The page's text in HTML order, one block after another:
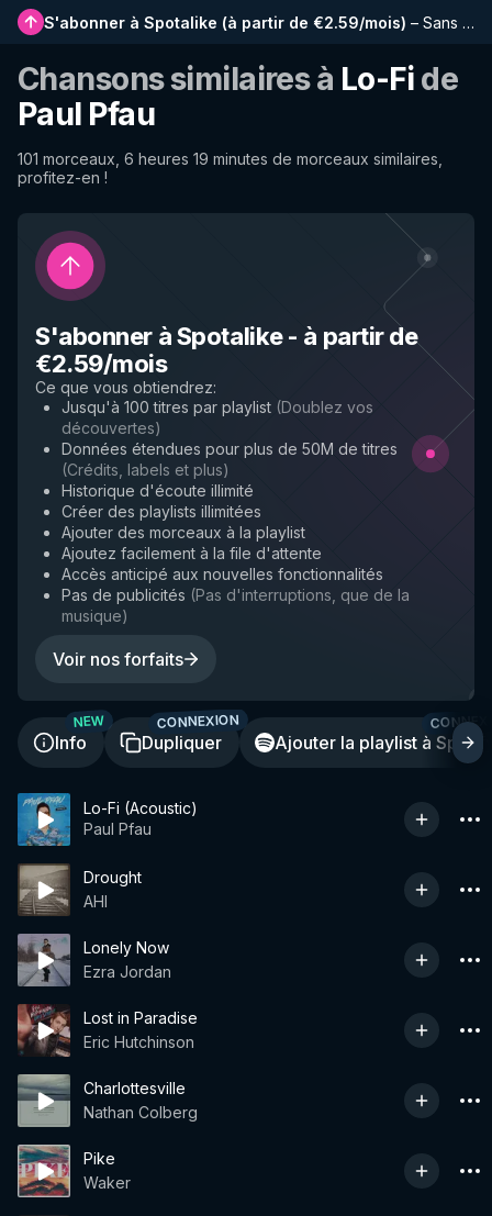
S'abonner à Spotalike (à partir de €2.59/mois) – Sans publicité, playlists plus longues, historique complet et accès anticipé aux nouvelles fonctionnalités
Chansons similaires à Lo-Fi de
Paul Pfau
101 morceaux, 6 heures 19 minutes de morceaux similaires,
profitez-en !
S'abonner à Spotalike- à partir de
€2.59/mois
Ce que vous obtiendrez:
Jusqu'à 100 titres par playlist (Doublez vos
découvertes)
Données étendues pour plus de 50M de titres
(Crédits, labels et plus)
Historique d'écoute illimité
Créer des playlists illimitées
Ajouter des morceaux à la playlist
Ajoutez facilement à la file d'attente
Accès anticipé aux nouvelles fonctionnalités
Pas de publicités (Pas d'interruptions, que de la
musique)
Voir nos forfaits
Info
NEW
Dupliquer
CONNEXION
Ajouter la playlist à
Lo-Fi (Acoustic)
Paul Pfau
Drought
AHI
Lonely Now
Ezra Jordan
Lost in Paradise
Eric Hutchinson
Charlottesville
Nathan Colberg
Pike
Waker